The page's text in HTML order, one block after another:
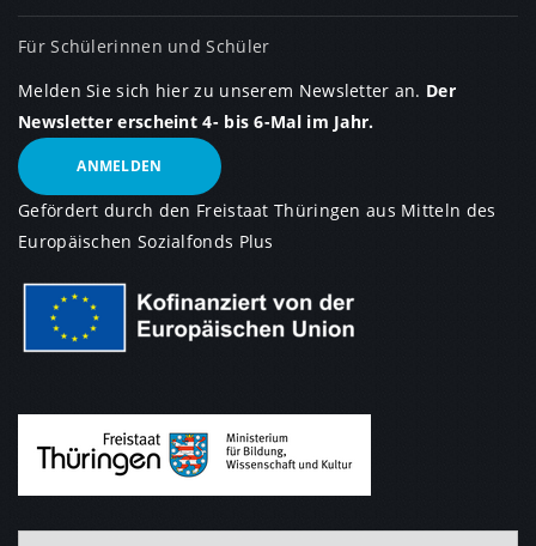
Für Schülerinnen und Schüler
Melden Sie sich hier zu unserem Newsletter an. Der
Newsletter erscheint 4- bis 6-Mal im Jahr.
ANMELDEN
Gefördert durch den Freistaat Thüringen aus Mitteln des
Europäischen Sozialfonds Plus